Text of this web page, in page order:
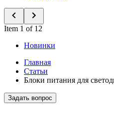
Item 1 of 12
Новинки
Главная
Статьи
Блоки питания для
Задать вопрос